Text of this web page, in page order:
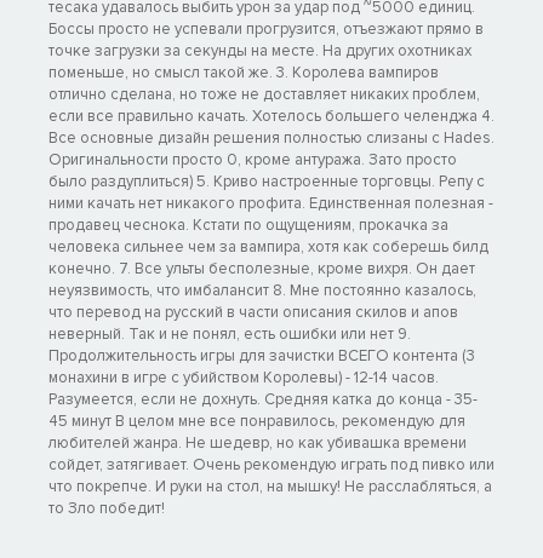
тесака удавалось выбить урон за удар под ~5000 единиц.
Боссы просто не успевали прогрузится, отъезжают прямо в
точке загрузки за секунды на месте. На других охотниках
поменьше, но смысл такой же. 3. Королева вампиров
отлично сделана, но тоже не доставляет никаких проблем,
если все правильно качать. Хотелось большего челенджа 4.
Все основные дизайн решения полностью слизаны с Hades.
Оригинальности просто 0, кроме антуража. Зато просто
было раздуплиться) 5. Криво настроенные торговцы. Репу с
ними качать нет никакого профита. Единственная полезная -
продавец чеснока. Кстати по ощущениям, прокачка за
человека сильнее чем за вампира, хотя как соберешь билд
конечно. 7. Все ульты бесполезные, кроме вихря. Он дает
неуязвимость, что имбалансит 8. Мне постоянно казалось,
что перевод на русский в части описания скилов и апов
неверный. Так и не понял, есть ошибки или нет 9.
Продолжительность игры для зачистки ВСЕГО контента (3
монахини в игре с убийством Королевы) - 12-14 часов.
Разумеется, если не дохнуть. Средняя катка до конца - 35-
45 минут В целом мне все понравилось, рекомендую для
любителей жанра. Не шедевр, но как убивашка времени
сойдет, затягивает. Очень рекомендую играть под пивко или
что покрепче. И руки на стол, на мышку! Не расслабляться, а
то Зло победит!